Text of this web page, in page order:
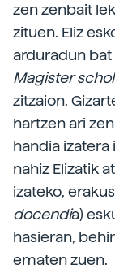
zen zenbait
zituen. Eliz
arduradun bat
Magister
zitzaion.
hartzen ari
handia izatera
nahiz Elizatik
izateko,
docendia)
hasieran,
ematen zuen.